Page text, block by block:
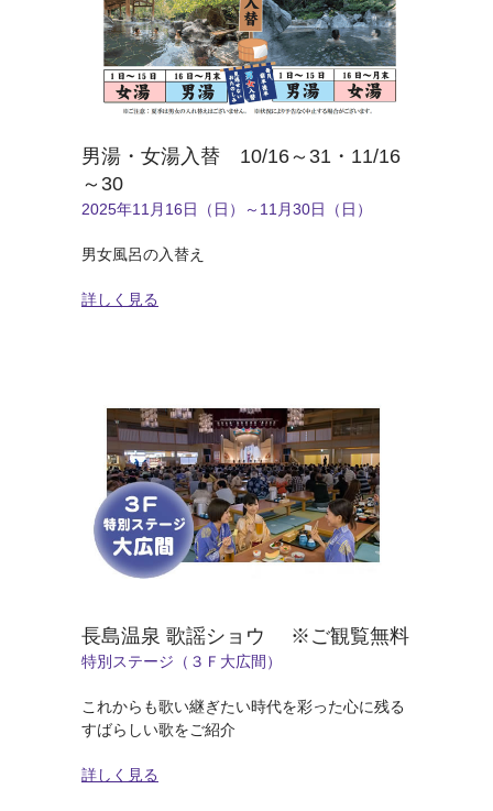
男湯・女湯入替 10/16～31・11/16
～30
2025年11月16日（日）～11月30日（日）
男女風呂の入替え
詳しく見る
長島温泉 歌謡ショウ ※ご観覧無料
特別ステージ（３Ｆ大広間）
これからも歌い継ぎたい時代を彩った心に残る
すばらしい歌をご紹介
詳しく見る